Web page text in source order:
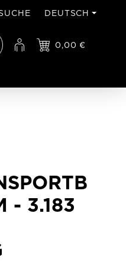
DEUTSCH
0,00 €
- 3.183